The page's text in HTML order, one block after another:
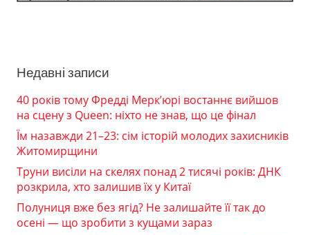
Недавні записи
40 років тому Фредді Мерк’юрі востаннє вийшов
на сцену з Queen: ніхто не знав, що це фінал
Їм назавжди 21–23: сім історій молодих захисників
Житомирщини
Труни висіли на скелях понад 2 тисячі років: ДНК
розкрила, хто залишив їх у Китаї
Полуниця вже без ягід? Не залишайте її так до
осені — що зробити з кущами зараз